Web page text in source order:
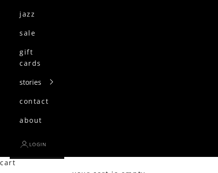
jazz
sale
gift
cards
stories
contact
about
LOGIN
cart